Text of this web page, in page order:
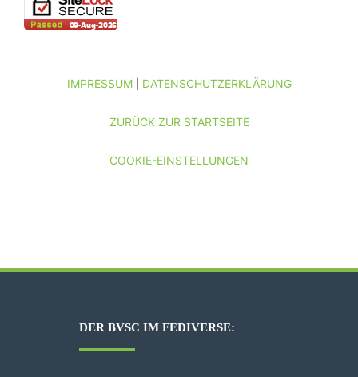
IMPRESSUM| DATENSCHUTZERKLÄRUNG
ZURÜCK ZUR STARTSEITE
COOKIE-EINSTELLUNGEN
DER BVSC IM FEDIVERSE: